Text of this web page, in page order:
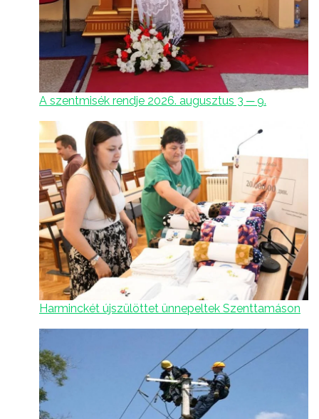
A szentmisék rendje 2026. augusztus 3 ─ 9.
Harminckét újszülöttet ünnepeltek Szenttamáson